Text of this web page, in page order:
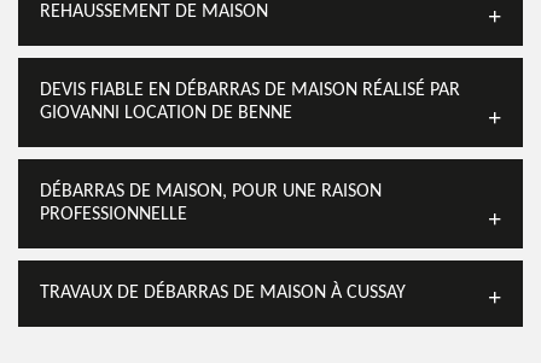
REHAUSSEMENT DE MAISON
DEVIS FIABLE EN DÉBARRAS DE MAISON RÉALISÉ PAR
GIOVANNI LOCATION DE BENNE
DÉBARRAS DE MAISON, POUR UNE RAISON
PROFESSIONNELLE
TRAVAUX DE DÉBARRAS DE MAISON À CUSSAY